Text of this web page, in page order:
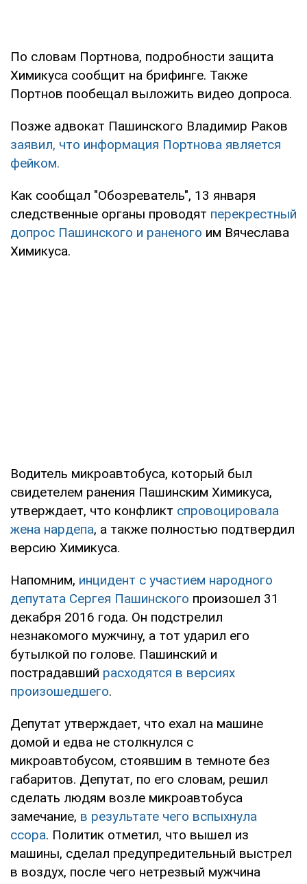
По словам Портнова, подробности защита
Химикуса сообщит на брифинге. Также
Портнов пообещал выложить видео допроса.
Позже адвокат Пашинского Владимир Раков
заявил, что информация Портнова является
фейком.
Как сообщал "Обозреватель", 13 января
следственные органы проводят перекрестный
допрос Пашинского и раненого им Вячеслава
Химикуса.
Водитель микроавтобуса, который был
свидетелем ранения Пашинским Химикуса,
утверждает, что конфликт спровоцировала
жена нардепа, а также полностью подтвердил
версию Химикуса.
Напомним, инцидент с участием народного
депутата Сергея Пашинского произошел 31
декабря 2016 года. Он подстрелил
незнакомого мужчину, а тот ударил его
бутылкой по голове. Пашинский и
пострадавший расходятся в версиях
произошедшего.
Депутат утверждает, что ехал на машине
домой и едва не столкнулся с
микроавтобусом, стоявшим в темноте без
габаритов. Депутат, по его словам, решил
сделать людям возле микроавтобуса
замечание, в результате чего вспыхнула
ссора. Политик отметил, что вышел из
машины, сделал предупредительный выстрел
в воздух, после чего нетрезвый мужчина